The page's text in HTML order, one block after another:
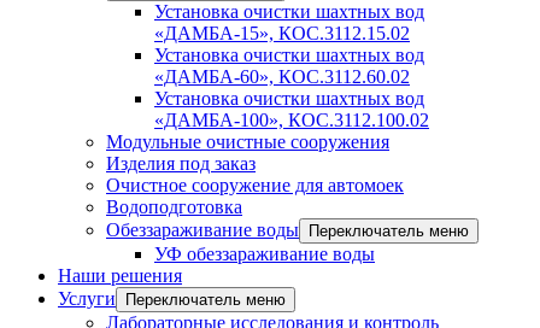
Установка очистки шахтных вод
«ДАМБА-15», КОС.3112.15.02
Установка очистки шахтных вод
«ДАМБА-60», КОС.3112.60.02
Установка очистки шахтных вод
«ДАМБА-100», КОС.3112.100.02
Модульные очистные сооружения
Изделия под заказ
Очистное сооружение для автомоек
Водоподготовка
Обеззараживание воды
Переключатель меню
УФ обеззараживание воды
Наши решения
Услуги
Переключатель меню
Лабораторные исследования и контроль